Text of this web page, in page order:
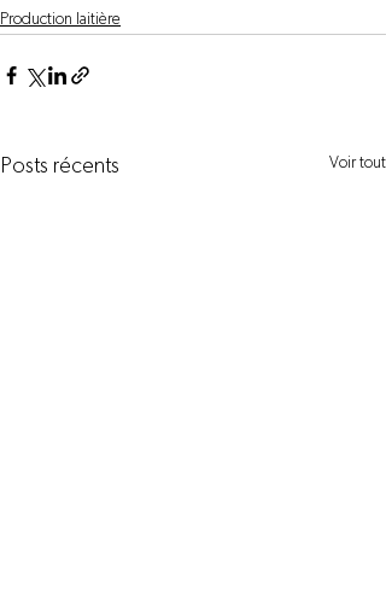
Production laitière
Posts récents Voir tout